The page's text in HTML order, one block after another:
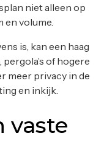
niet alleen op
volume.
is, kan een haag
of hogere
meer privacy in de
en inkijk.
vaste